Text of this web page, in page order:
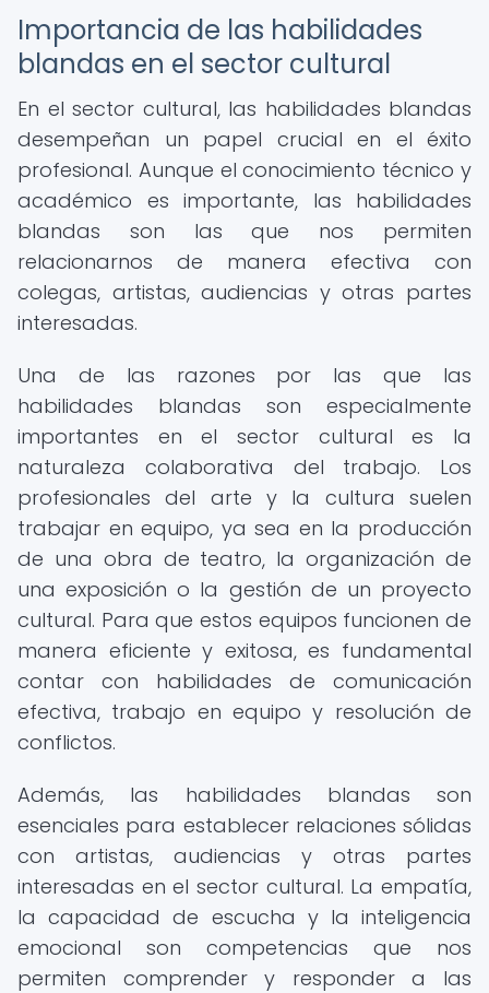
Importancia de las habilidades
blandas en el sector cultural
En el sector cultural, las habilidades blandas
desempeñan un papel crucial en el éxito
profesional. Aunque el conocimiento técnico y
académico es importante, las habilidades
blandas son las que nos permiten
relacionarnos de manera efectiva con
colegas, artistas, audiencias y otras partes
interesadas.
Una de las razones por las que las
habilidades blandas son especialmente
importantes en el sector cultural es la
naturaleza colaborativa del trabajo. Los
profesionales del arte y la cultura suelen
trabajar en equipo, ya sea en la producción
de una obra de teatro, la organización de
una exposición o la gestión de un proyecto
cultural. Para que estos equipos funcionen de
manera eficiente y exitosa, es fundamental
contar con habilidades de comunicación
efectiva, trabajo en equipo y resolución de
conflictos.
Además, las habilidades blandas son
esenciales para establecer relaciones sólidas
con artistas, audiencias y otras partes
interesadas en el sector cultural. La empatía,
la capacidad de escucha y la inteligencia
emocional son competencias que nos
permiten comprender y responder a las